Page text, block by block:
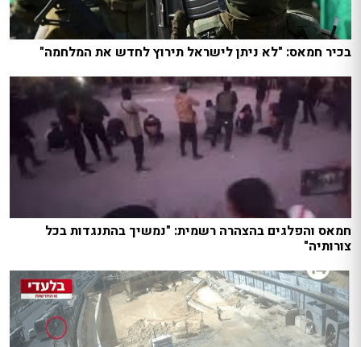
בכיר חמאס: "לא ניתן לישראל תירוץ לחדש את המלחמה"
חמאס והפלגים בהצהרה רשמית: "נמשיך בהתנגדות בכל
צורותיה"